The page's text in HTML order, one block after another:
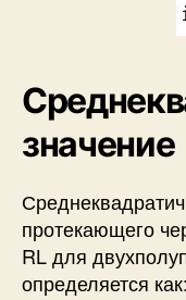
значение
протекающего
RL для
определяется как: